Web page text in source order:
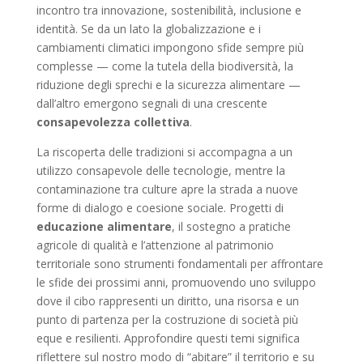
incontro tra innovazione, sostenibilità, inclusione e
identità. Se da un lato la globalizzazione e i
cambiamenti climatici impongono sfide sempre più
complesse — come la tutela della biodiversità, la
riduzione degli sprechi e la sicurezza alimentare —
dall’altro emergono segnali di una crescente
consapevolezza collettiva.
La riscoperta delle tradizioni si accompagna a un
utilizzo consapevole delle tecnologie, mentre la
contaminazione tra culture apre la strada a nuove
forme di dialogo e coesione sociale. Progetti di
educazione alimentare, il sostegno a pratiche
agricole di qualità e l’attenzione al patrimonio
territoriale sono strumenti fondamentali per affrontare
le sfide dei prossimi anni, promuovendo uno sviluppo
dove il cibo rappresenti un diritto, una risorsa e un
punto di partenza per la costruzione di società più
eque e resilienti. Approfondire questi temi significa
riflettere sul nostro modo di “abitare” il territorio e su